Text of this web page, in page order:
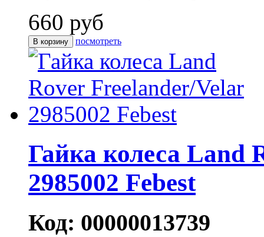
660 руб
посмотреть
Гайка колеса Land
2985002 Febest
Код: 00000013739